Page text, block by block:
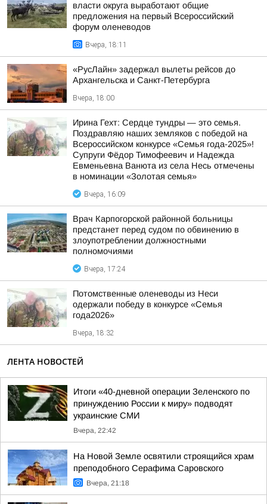
власти округа выработают общие
предложения на первый Всероссийский
форум оленеводов
Вчера, 18:11
«РусЛайн» задержал вылеты рейсов до
Архангельска и Санкт-Петербурга
Вчера, 18:00
Ирина Гехт: Сердце тундры — это семья.
Поздравляю наших земляков с победой на
Всероссийском конкурсе «Семья года-2025»!
Супруги Фёдор Тимофеевич и Надежда
Евменьевна Ванюта из села Несь отмечены
в номинации «Золотая семья»
Вчера, 16:09
Врач Карпогорской районной больницы
предстанет перед судом по обвинению в
злоупотреблении должностными
полномочиями
Вчера, 17:24
Потомственные оленеводы из Неси
одержали победу в конкурсе «Семья
года2026»
Вчера, 18:32
ЛЕНТА НОВОСТЕЙ
Итоги «40-дневной операции Зеленского по
принуждению России к миру» подводят
украинские СМИ
Вчера, 22:42
На Новой Земле освятили строящийся храм
преподобного Серафима Саровского
Вчера, 21:18